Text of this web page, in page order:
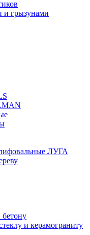
и грызунами
ЛУГА
и керамограниту